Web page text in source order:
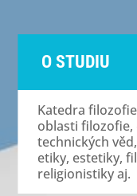
O STUDIU
Katedra
oblasti
technických
etiky, estetiky,
religionistiky aj.